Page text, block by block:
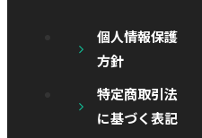
個人情報保護
方針
特定商取引法
に基づく表記